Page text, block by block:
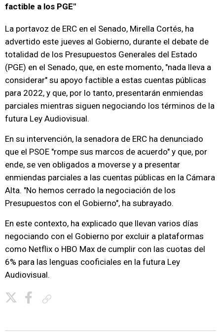
factible a los PGE"
La portavoz de ERC en el Senado, Mirella Cortés, ha
advertido este jueves al Gobierno, durante el debate de
totalidad de los Presupuestos Generales del Estado
(PGE) en el Senado, que, en este momento, "nada lleva a
considerar" su apoyo factible a estas cuentas públicas
para 2022, y que, por lo tanto, presentarán enmiendas
parciales mientras siguen negociando los términos de la
futura Ley Audiovisual.
En su intervención, la senadora de ERC ha denunciado
que el PSOE "rompe sus marcos de acuerdo" y que, por
ende, se ven obligados a moverse y a presentar
enmiendas parciales a las cuentas públicas en la Cámara
Alta. "No hemos cerrado la negociación de los
Presupuestos con el Gobierno", ha subrayado.
En este contexto, ha explicado que llevan varios días
negociando con el Gobierno por excluir a plataformas
como Netflix o HBO Max de cumplir con las cuotas del
6% para las lenguas cooficiales en la futura Ley
Audiovisual.